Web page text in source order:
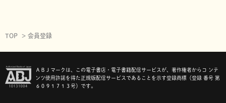
TOP 会員登録
ＡＢＪマークは、この電子書店・電子書籍配信サービスが、著作権者からコ ンテ
ンツ使用許諾を得た正規版配信サービスであることを示す登録商標（登録 番号 第
６０９１７１３号）です。